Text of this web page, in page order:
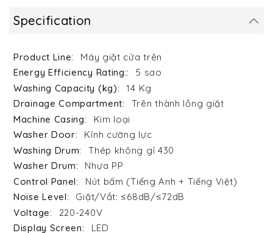
Specification
Máy giặt cửa trên
5 sao
14 Kg
Trên thành lồng giặt
Kim loại
Kính cường lực
Thép không gỉ 430
Nhựa PP
Nút bấm (Tiếng Anh + Tiếng Việt)
Giặt/Vắt: ≤68dB/≤72dB
220-240V
LED